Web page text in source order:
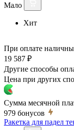
Мало
Хит
При оплате
19 587 ₽
Другие способы
Цена при других
Сумма месячной
979 бонусов
Ракетка для падел